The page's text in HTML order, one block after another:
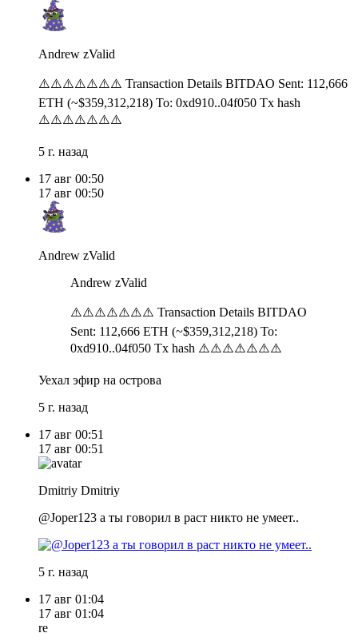
Andrew zValid
⚠️⚠️⚠️⚠️⚠️⚠️⚠️ Transaction Details BITDAO Sent: 112,666
ETH (~$359,312,218) To: 0xd910..04f050 Tx hash
⚠️⚠️⚠️⚠️⚠️⚠️⚠️
5 г. назад
17 авг 00:50
17 авг 00:50
Andrew zValid
Andrew zValid
⚠️⚠️⚠️⚠️⚠️⚠️⚠️ Transaction Details BITDAO
Sent: 112,666 ETH (~$359,312,218) To:
0xd910..04f050 Tx hash ⚠️⚠️⚠️⚠️⚠️⚠️⚠️
Уехал эфир на острова
5 г. назад
17 авг 00:51
17 авг 00:51
Dmitriy Dmitriy
@Joper123 а ты говорил в раст никто не умеет..
5 г. назад
17 авг 01:04
17 авг 01:04
re